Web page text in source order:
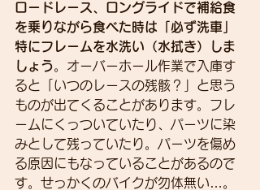
ロードレース、ロングライドで補給食
を乗りながら食べた時は「必ず洗車」
特にフレームを水洗い（水拭き）しま
しょう。オーバーホール作業で入庫す
ると「いつのレースの残骸？」と思う
ものが出てくることがあります。フレ
ームにくっついていたり、パーツに染
みとして残っていたり。パーツを傷め
る原因にもなっていることがあるので
す。せっかくのバイクが勿体無い…。